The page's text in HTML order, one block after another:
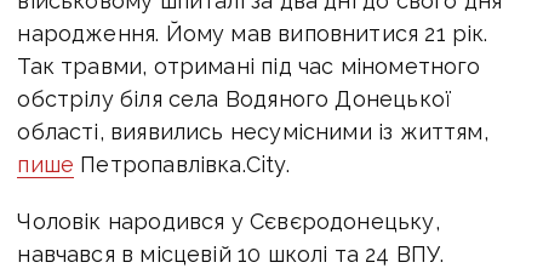
народження. Йому мав виповнитися 21 рік.
Так травми, отримані під час мінометного
обстрілу біля села Водяного Донецької
області, виявились несумісними із життям,
пише Петропавлівка.City.
Чоловік народився у Сєвєродонецьку,
навчався в місцевій 10 школі та 24 ВПУ.